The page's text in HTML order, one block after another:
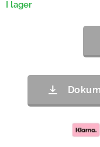
I lager